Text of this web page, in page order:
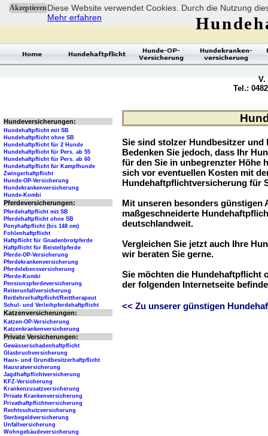
AkzeptierenDiese Website verwendet Cookies. Durch die Nutzung
Mehr erfahren
Sie sind stolzer Hundbesitzer und
Bedenken Sie jedoch, dass Ihr
für den Sie in unbegrenzter Höhe
sich vor eventuellen Kosten mit
Hundehaftpflichtversicherung für
Mit unseren besonders günstigen
maßgeschneiderte
deutschlandweit.
Vergleichen Sie jetzt auch Ihre
wir beraten Sie gerne.
Sie möchten die Hundehaftpflicht
der folgenden Internetseite
<< Zu unserer günstigen
V.
Tel.:
Hundeversicherungen:
Hundehaftpflicht mit SB
Hundehaftpflicht ohne SB
Hundehaftpflicht für 2 Hunde
Hundehaftpflicht für Pers. ab 55
Hundehaftpflicht für Pers. ab 60
Hundehaftpflicht für Kampfhunde
Zwingerhaftpflicht
Hunde-OP-Versicherung
Hundekrankenversicherung
Hunde-Kombi
Pferdeversicherungen:
Pferdehaftpflicht mit SB
Pferdehaftpflicht ohne SB
Ponyhaftpflicht (bis 148 cm)
Fohlenhaftpflicht
Haftpflicht für Gnadenbrotpferde
Haftpflicht für Beistellpferde
Pferde-OP-Versicherung
Pferdekrankenversicherung
Pferdelebensversicherung
Pferde-Kombi
Pensionspferdeversicherung
Reiterunfallversicherung
Reitlehrerhaftpflicht/Reittherapeut
Schul- und Verleihpferdehaftpflicht
Katzenversicherungen:
Katzen-OP-Versicherung
Katzenkrankenversicherung
Private Versicherungen:
Gewässerschadenhaftpflicht
Glasbruchversicherung
Haus- und Grundbesitzerhaftpflicht
Hausratversicherung
Jagdhaftpflichtversicherung
KFZ-Versicherung
Krankenzusatzversicherung
Private Krankenversicherung
Privathaftpflichtversicherung
Rechtsschutzversicherung
Sterbegeldversicherung
Unfallversicherung
Wohngebäudeversicherung